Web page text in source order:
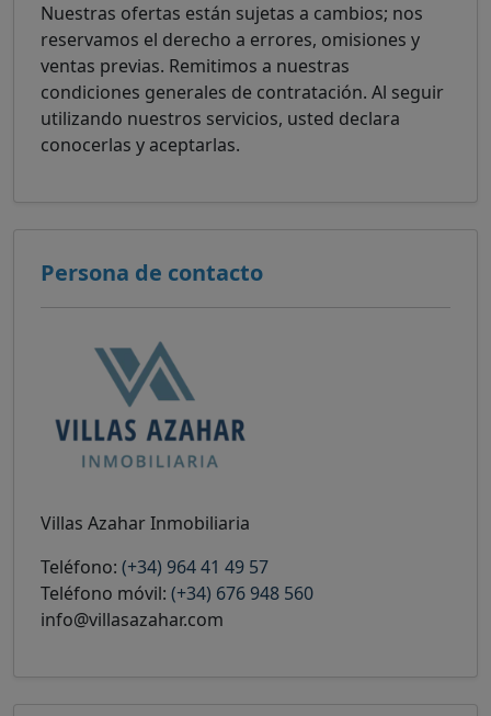
Nuestras ofertas están sujetas a cambios; nos
reservamos el derecho a errores, omisiones y
ventas previas. Remitimos a nuestras
condiciones generales de contratación. Al seguir
utilizando nuestros servicios, usted declara
conocerlas y aceptarlas.
Persona de contacto
Villas Azahar Inmobiliaria
Teléfono: (+34) 964 41 49 57
Teléfono móvil: (+34) 676 948 560
info@villasazahar.com